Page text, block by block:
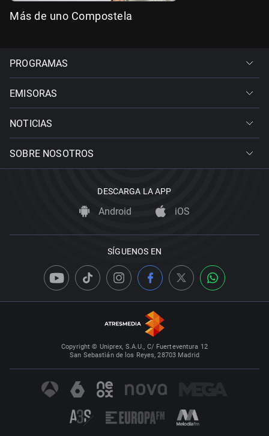
Más de uno Compostela
PROGRAMAS
EMISORAS
NOTICIAS
SOBRE NOSOTROS
DESCARGA LA APP
Android iOS
SÍGUENOS EN
Copyright © Uniprex, S.A.U., C/ Fuerteventura 12
San Sebastián de los Reyes, 28703 Madrid